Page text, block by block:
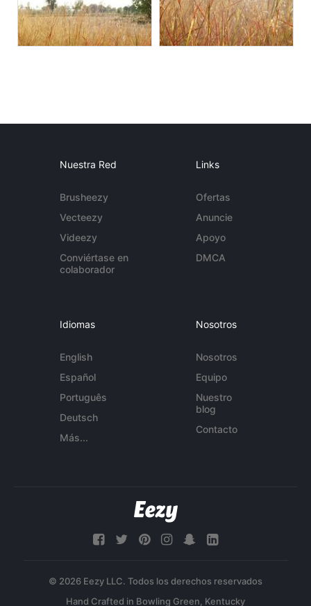
Nuestra Red
Brusheezy
Vecteezy
Videezy
Conviértase en
colaborador
Links
Ofertas
Anuncie
Apoyo
DMCA
Idiomas
English
Español
Português
Deutsch
Más...
Nosotros
Nosotros
Equipo
Nuestro
blog
Contacto
© 2026 Eezy LLC. Todos los derechos reservados